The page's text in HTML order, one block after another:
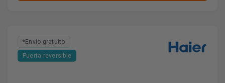
*Envío gratuito
Puerta reversible